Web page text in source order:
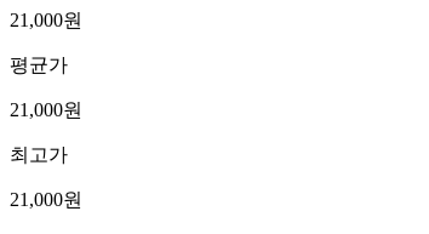
21,000원
평균가
21,000원
최고가
21,000원